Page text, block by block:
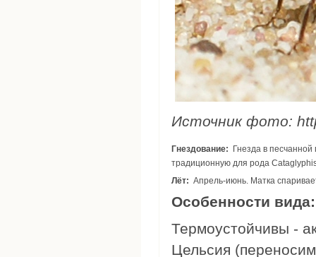
Источник фото:
Гнездование:
традиционную для рода
Лёт: Апрель-июнь. Матка
Особенности
Термоустойчивы -
Цельсия